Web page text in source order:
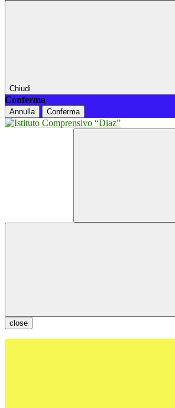
Chiudi
Conferma
Annulla Conferma
close